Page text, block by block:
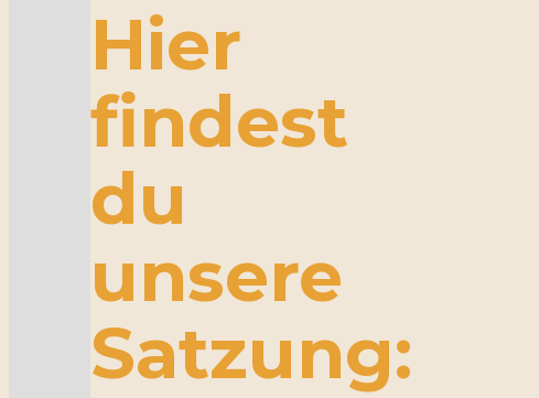
Hier
findest
du
unsere
Satzung: